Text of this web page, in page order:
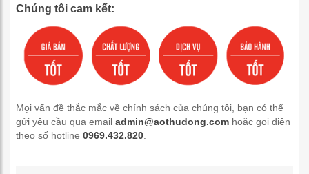
Chúng tôi cam kết:
Mọi vấn đề thắc mắc về chính sách của chúng tôi, bạn có thể
gửi yêu cầu qua email admin@aothudong.com hoặc gọi điện
theo số hotline 0969.432.820